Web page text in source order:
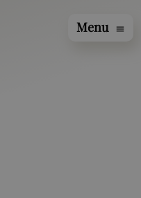
Menu menu